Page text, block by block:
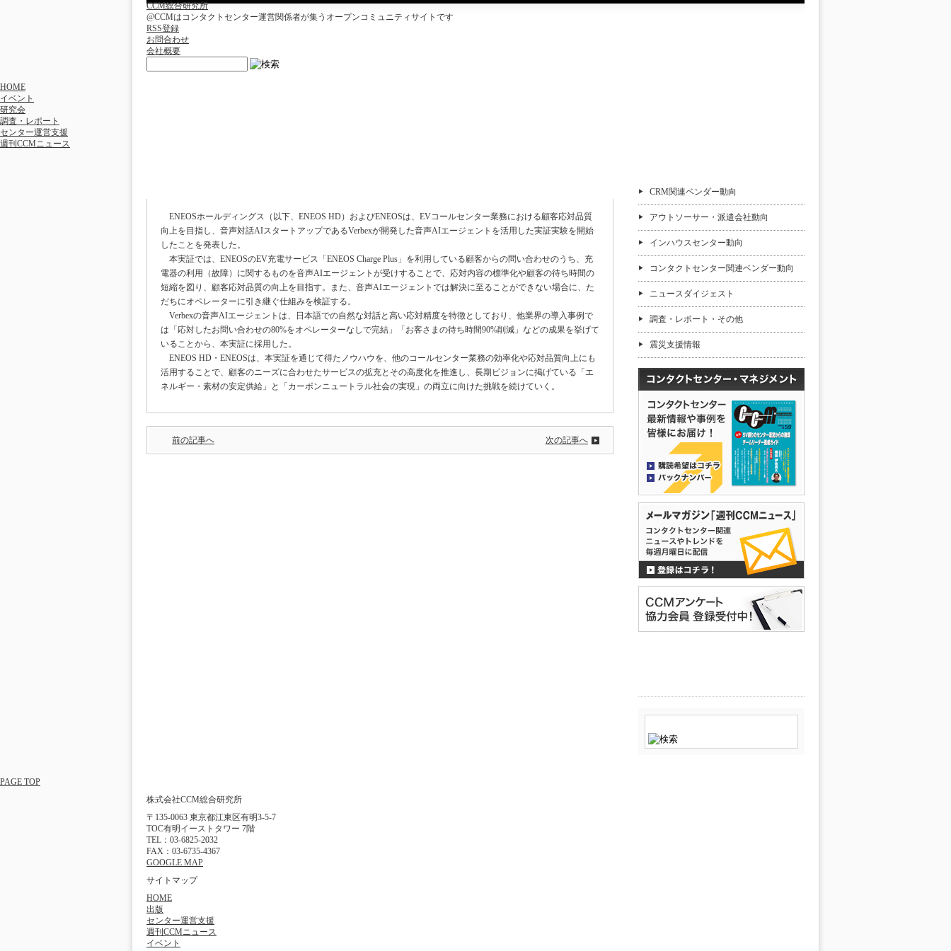
CCM総合研究所
@CCMはコンタクトセンター運営関係者が集うオープンコミュニティサイトです
RSS登録
お問合わせ
会社概要
HOME
イベント
研究会
調査・レポート
センター運営支援
週刊CCMニュース
ENEOSホールディングス（以下、ENEOS HD）およびENEOSは、EVコールセンター業務における顧客応対品質
向上を目指し、音声対話AIスタートアップであるVerbexが開発した音声AIエージェントを活用した実証実験を開始
したことを発表した。
本実証では、ENEOSのEV充電サービス「ENEOS Charge Plus」を利用している顧客からの問い合わせのうち、充
電器の利用（故障）に関するものを音声AIエージェントが受けすることで、応対内容の標準化や顧客の待ち時間の
短縮を図り、顧客応対品質の向上を目指す。また、音声AIエージェントでは解決に至ることができない場合に、た
だちにオペレーターに引き継ぐ仕組みを検証する。
Verbexの音声AIエージェントは、日本語での自然な対話と高い応対精度を特徴としており、他業界の導入事例で
は「応対したお問い合わせの80%をオペレーターなしで完結」「お客さまの待ち時間90%削減」などの成果を挙げて
いることから、本実証に採用した。
ENEOS HD・ENEOSは、本実証を通じて得たノウハウを、他のコールセンター業務の効率化や応対品質向上にも
活用することで、顧客のニーズに合わせたサービスの拡充とその高度化を推進し、長期ビジョンに掲げている「エ
ネルギー・素材の安定供給」と「カーボンニュートラル社会の実現」の両立に向けた挑戦を続けていく。
前の記事へ 次の記事へ
CRM関連ベンダー動向
アウトソーサー・派遣会社動向
インハウスセンター動向
コンタクトセンター関連ベンダー動向
ニュースダイジェスト
調査・レポート・その他
震災支援情報
PAGE TOP
株式会社CCM総合研究所
〒135-0063 東京都江東区有明3-5-7
TOC有明イーストタワー 7階
TEL：03-6825-2032
FAX：03-6735-4367
GOOGLE MAP
サイトマップ
HOME
出版
センター運営支援
週刊CCMニュース
イベント